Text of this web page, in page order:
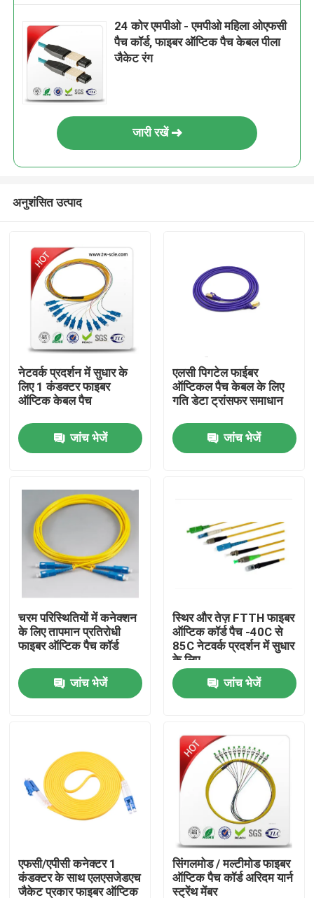
घर
उत्पादों
हमारे बारे में
कारखाना भ्रमण
गुणवत्ता नियंत्रण
एक उद्धरण की विनती करे
आउटडोर फाइबर ऑप्टिक केबल
फाइबर ऑप्टिक केबल
24 कोर एमपीओ - ​​एमपीओ महिला ओएफसी
पैच कॉर्ड, फाइबर ऑप्टिक पैच केबल पीला
जैकेट रंग
जारी रखें
अनुशंसित उत्पाद
नेटवर्क प्रदर्शन में सुधार के
लिए 1 कंडक्टर फाइबर
ऑप्टिक केबल पैच
जांच भेजें
एलसी पिगटेल फाईबर
ऑप्टिकल पैच केबल के लिए
गति डेटा ट्रांसफर समाधान
जांच भेजें
चरम परिस्थितियों में कनेक्शन
के लिए तापमान प्रतिरोधी
फाइबर ऑप्टिक पैच कॉर्ड
जांच भेजें
स्थिर और तेज़ FTTH फाइबर
ऑप्टिक कॉर्ड पैच -40C से
85C नेटवर्क प्रदर्शन में सुधार
के लिए
जांच भेजें
एफसी/एपीसी कनेक्टर 1
कंडक्टर के साथ एलएसजेडएच
जैकेट प्रकार फाइबर ऑप्टिक
सिंगलमोड / मल्टीमोड फाइबर
ऑप्टिक पैच कॉर्ड अरिदम यार्न
स्ट्रेंथ मेंबर